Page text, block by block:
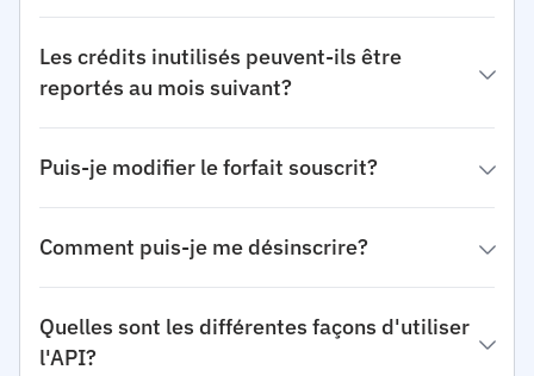
Les crédits inutilisés peuvent-ils être
reportés au mois suivant?
Puis-je modifier le forfait souscrit?
Comment puis-je me désinscrire?
Quelles sont les différentes façons d'utiliser
l'API?